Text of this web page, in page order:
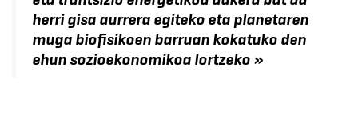
herri gisa aurrera egiteko eta planetaren
muga biofisikoen barruan kokatuko den
ehun sozioekonomikoa lortzeko »